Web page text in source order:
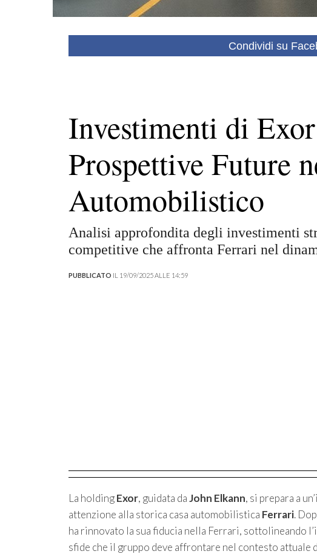
Condividi su
Investimenti di
Prospettive Future
Automobilistico
Analisi approfondita degli investimenti
competitive che affronta Ferrari nel
PUBBLICATO IL 19/09/2025 ALLE 14:59
La holdingExor, guidata daJohn Elkann, si prepara a
attenzione alla storica casa automobilistica Ferrari.
ha rinnovato la sua fiducia nella Ferrari, sottolineando
sfide che il gruppo deve affrontare nel contesto